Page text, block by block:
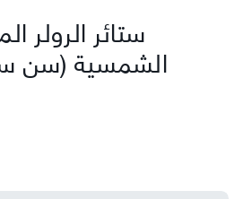
ستائر الرولر
الشمسية (سن